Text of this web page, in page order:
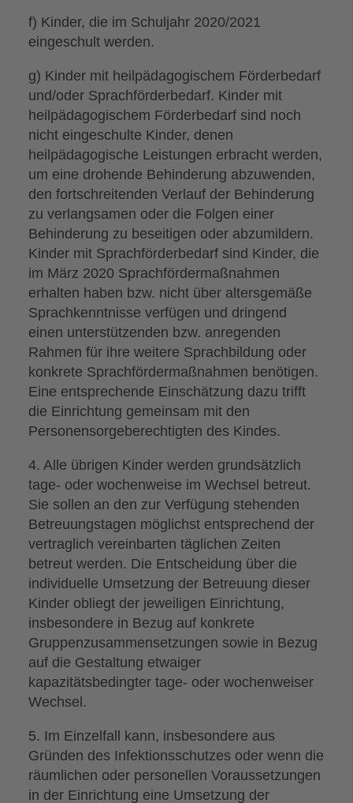
f) Kinder, die im Schuljahr 2020/2021
eingeschult werden.
g) Kinder mit heilpädagogischem Förderbedarf
und/oder Sprachförderbedarf. Kinder mit
heilpädagogischem Förderbedarf sind noch
nicht eingeschulte Kinder, denen
heilpädagogische Leistungen erbracht werden,
um eine drohende Behinderung abzuwenden,
den fortschreitenden Verlauf der Behinderung
zu verlangsamen oder die Folgen einer
Behinderung zu beseitigen oder abzumildern.
Kinder mit Sprachförderbedarf sind Kinder, die
im März 2020 Sprachfördermaßnahmen
erhalten haben bzw. nicht über altersgemäße
Sprachkenntnisse verfügen und dringend
einen unterstützenden bzw. anregenden
Rahmen für ihre weitere Sprachbildung oder
konkrete Sprachfördermaßnahmen benötigen.
Eine entsprechende Einschätzung dazu trifft
die Einrichtung gemeinsam mit den
Personensorgeberechtigten des Kindes.
4. Alle übrigen Kinder werden grundsätzlich
tage- oder wochenweise im Wechsel betreut.
Sie sollen an den zur Verfügung stehenden
Betreuungstagen möglichst entsprechend der
vertraglich vereinbarten täglichen Zeiten
betreut werden. Die Entscheidung über die
individuelle Umsetzung der Betreuung dieser
Kinder obliegt der jeweiligen Einrichtung,
insbesondere in Bezug auf konkrete
Gruppenzusammensetzungen sowie in Bezug
auf die Gestaltung etwaiger
kapazitätsbedingter tage- oder wochenweiser
Wechsel.
5. Im Einzelfall kann, insbesondere aus
Gründen des Infektionsschutzes oder wenn die
räumlichen oder personellen Voraussetzungen
in der Einrichtung eine Umsetzung der